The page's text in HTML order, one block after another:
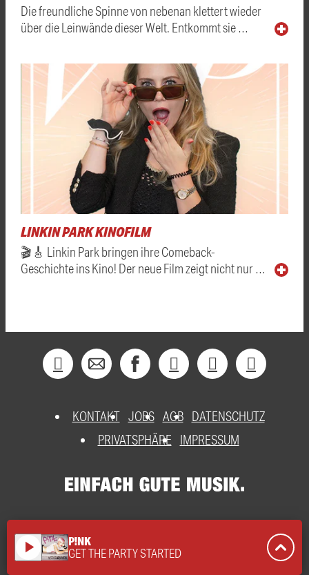
Die freundliche Spinne von nebenan klettert wieder
über die Leinwände dieser Welt. Entkommt sie …
LINKIN PARK KINOFILM
🎬🎸 Linkin Park bringen ihre Comeback-
Geschichte ins Kino! Der neue Film zeigt nicht nur …
KONTAKT JOBS AGB DATENSCHUTZ
PRIVATSPHÄRE
IMPRESSUM
play_arrow P!NK
GET THE PARTY STARTED